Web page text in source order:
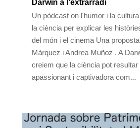
Darwin a l’extrarradi
Un pòdcast on l'humor i la
la ciència per explicar les
del món i el cinema Una
Màrquez i Andrea Muñoz . A
creiem que la ciència pot resultar
apassionant i captivadora com...